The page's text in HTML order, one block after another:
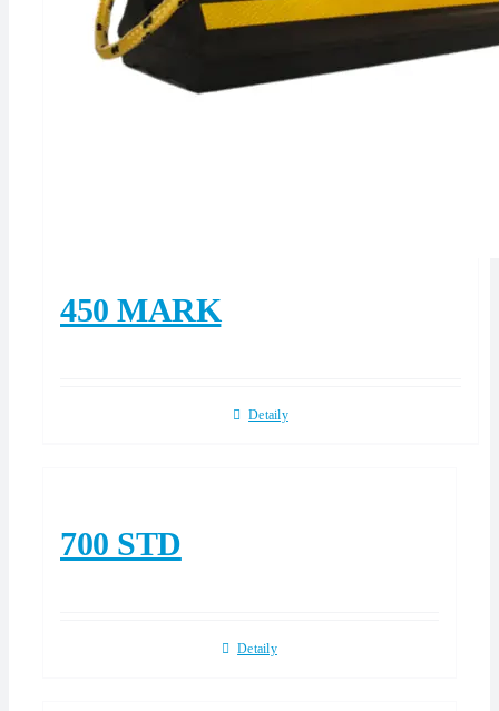
450 MARK
Detaily
700 STD
Detaily